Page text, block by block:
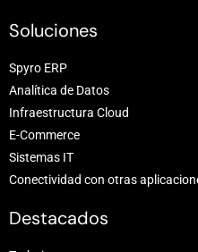
Soluciones
Spyro ERP
Analítica de Datos
Infraestructura Cloud
E-Commerce
Sistemas IT
Conectividad con otras
Destacados